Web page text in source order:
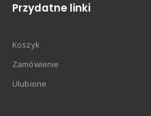
Przydatne linki
Koszyk
Zamówienie
Ulubione